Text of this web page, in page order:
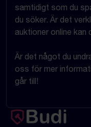
samtidigt som du
du söker. Är det
auktioner online kan
Är det något du
oss för mer
går till!